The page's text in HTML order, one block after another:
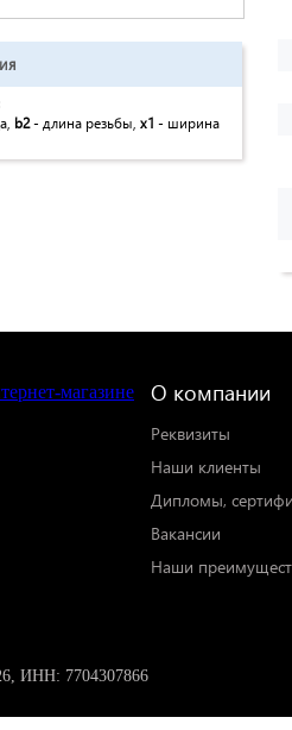
b2- длина резьбы, x1 - ширина
О компании
Реквизиты
Наши клиенты
Дипломы,
Вакансии
Наши
ИНН: 7704307866